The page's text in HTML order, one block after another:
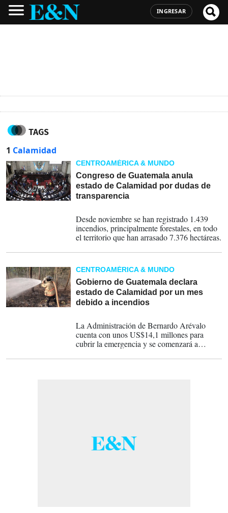
INGRESAR
TAGS
1 Calamidad
CENTROAMÉRICA & MUNDO
Congreso de Guatemala anula
estado de Calamidad por dudas de
transparencia
Desde noviembre se han registrado 1.439
incendios, principalmente forestales, en todo
el territorio que han arrasado 7.376 hectáreas.
CENTROAMÉRICA & MUNDO
Gobierno de Guatemala declara
estado de Calamidad por un mes
debido a incendios
La Administración de Bernardo Arévalo
cuenta con unos US$14,1 millones para
cubrir la emergencia y se comenzará a
país.